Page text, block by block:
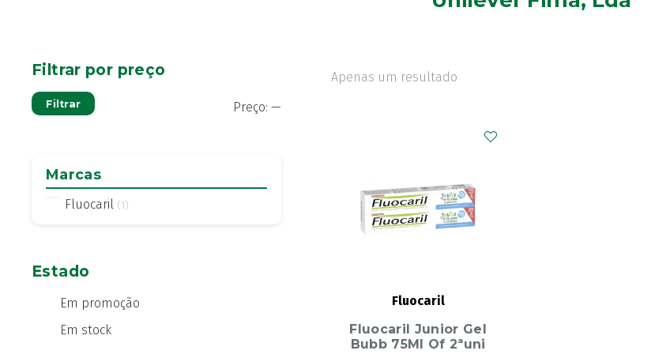
Apenas um resultado
Fluocaril
Fluocaril Junior Gel
Bubb 75Ml Of 2ªuni
Filtrar por preço
Filtrar Preço: —
Marcas
Fluocaril (1)
Estado
Em promoção
Em stock